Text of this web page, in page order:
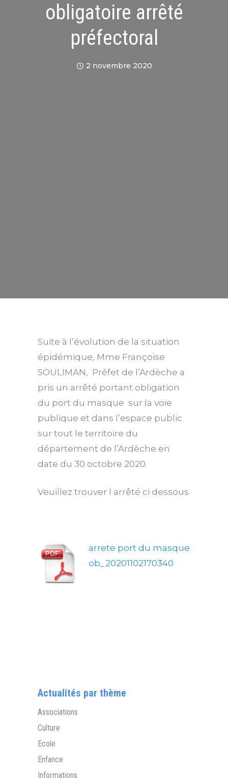
obligatoire arrêté
préfectoral
2 novembre 2020
Suite à l’évolution de la situation
épidémique, Mme Françoise
SOULIMAN, Préfet de l’Ardèche a
pris un arrêté portant obligation
du port du masque sur la voie
publique et dans l’espace public
sur tout le territoire du
département de l’Ardèche en
date du 30 octobre 2020.
Veuillez trouver l arrêté ci dessous
arrete port du masque
ob_20201102170340
Actualités par thème
Associations
Culture
Ecole
Enfance
Informations